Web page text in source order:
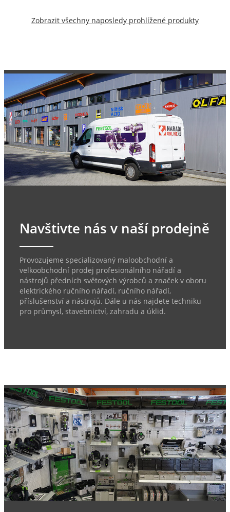
Zobrazit všechny naposledy prohlížené produkty
Navštivte nás v naší prodejně
Provozujeme specializovaný maloobchodní a
velkoobchodní prodej profesionálního nářadí a
nástrojů předních světových výrobců a značek v oboru
elektrického ručního nářadí, ručního nářadí,
příslušenství a nástrojů. Dále u nás najdete techniku
pro průmysl, stavebnictví, zahradu a úklid.